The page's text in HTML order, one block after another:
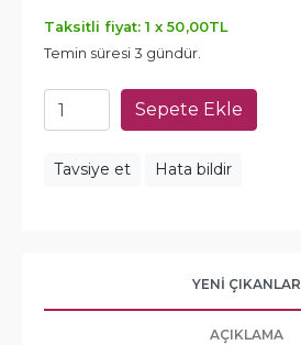
Taksitli fiyat: 1 x 50,00TL
Temin süresi 3 gündür.
Sepete Ekle
Tavsiye et Hata bildir
YENI ÇIKANLAR
AÇIKLAMA